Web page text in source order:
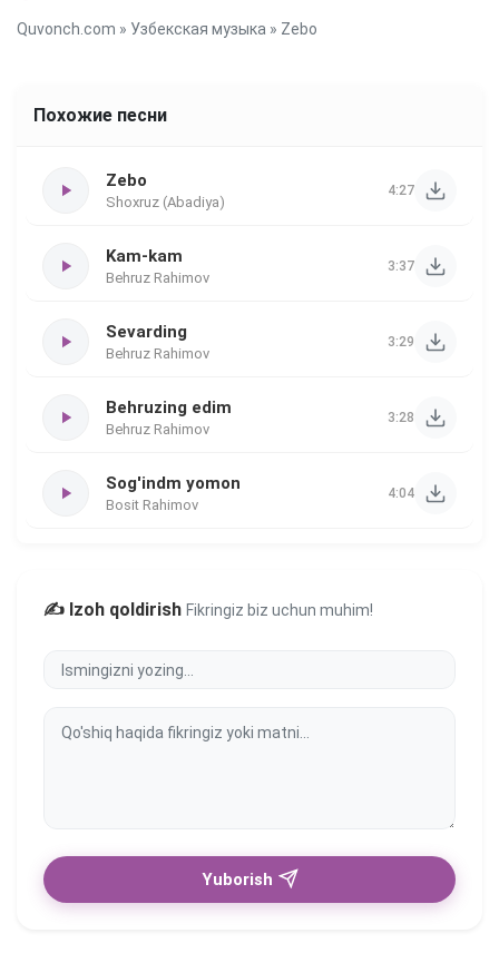
Quvonch.com » Узбекская музыка » Zebo
Похожие песни
Zebo
Shoxruz (Abadiya)
4:27
Kam-kam
Behruz Rahimov
3:37
Sevarding
Behruz Rahimov
3:29
Behruzing edim
Behruz Rahimov
3:28
Sog'indm yomon
Bosit Rahimov
4:04
✍️ Izoh qoldirish Fikringiz biz uchun muhim!
Yuborish